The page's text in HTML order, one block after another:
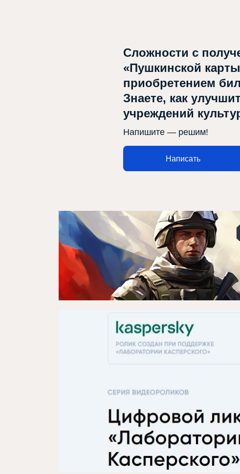
Афиша
О театре
Новости
Репертуар
Сложности с
«Пушкинской
приобретением
Знаете, как
учреждений
Напишите — решим!
Написать